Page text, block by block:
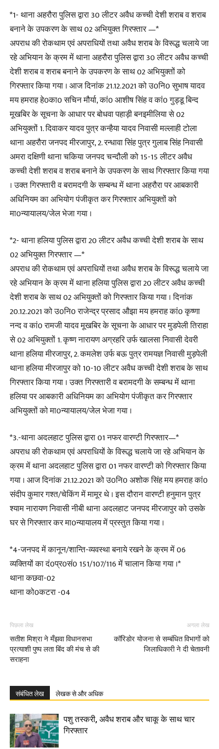
*1- थाना अहरौरा पुलिस द्वारा 30 लीटर अवैध कच्ची देशी शराब व शराब
बनाने के उपकरण के साथ 02 अभियुक्त गिरफ्तार —*
अपराध की रोकथाम एवं अपराधियों तथा अवैध शराब के विरूद्ध चलाये जा
रहे अभियान के क्रम में थाना अहरौरा पुलिस द्वारा 30 लीटर अवैध कच्ची
देशी शराब व शराब बनाने के उपकरण के साथ 02 अभियुक्तों को
गिरफ्तार किया गया । आज दिनांक 21.12.2021 को उ0नि0 सुभाष यादव
मय हमराह हे0का0 सचिन मौर्या, कां0 आशीष सिंह व कां0 गुड्डू बिन्द
मूखबिर के सूचना के आधार पर बोधवा पहाड़ी बनइमीलिया से 02
अभियुक्तों 1. दिवाकर यादव पुत्र कन्हैया यादव निवासी मल्लाही टोला
थाना अहरौरा जनपद मीरजापुर, 2. रन्धावा सिंह पुत्र गुलाब सिंह निवासी
अमरा दक्षिणी थाना चकिया जनपद चन्दौली को 15-15 लीटर अवैध
कच्ची देशी शराब व शराब बनाने के उपकरण के साथ गिरफ्तार किया गया
। उक्त गिरफ्तारी व बरामदगी के सम्बन्ध में थाना अहरौरा पर आबकारी
अधिनियम का अभियोग पंजीकृत कर गिरफ्तार अभियुक्तों को
मा0न्यायालय/जेल भेजा गया ।
*2- थाना हलिया पुलिस द्वारा 20 लीटर अवैध कच्ची देशी शराब के साथ
02 अभियुक्त गिरफ्तार —*
अपराध की रोकथाम एवं अपराधियों तथा अवैध शराब के विरूद्ध चलाये जा
रहे अभियान के क्रम में थाना हलिया पुलिस द्वारा 20 लीटर अवैध कच्ची
देशी शराब के साथ 02 अभियुक्तों को गिरफ्तार किया गया । दिनांक
20.12.2021 को उ0नि0 राजेन्द्र प्रसाद औझा मय हमराह कां0 कृष्णा
नन्द व कां0 रामजी यादव मूखबिर के सूचना के आधार पर मुडपेली तिराहा
से 02 अभियुक्तों 1. कृष्ण नारायण अग्रहरि उर्फ खालसा निवासी देवरी
थाना हलिया मीरजापुर, 2. कमलेश उर्फ बऊ पुत्र रामयज्ञ निवासी मुड़पेली
थाना हलिया मीरजापुर को 10-10 लीटर अवैध कच्ची देशी शराब के साथ
गिरफ्तार किया गया । उक्त गिरफ्तारी व बरामदगी के सम्बन्ध में थाना
हलिया पर आबकारी अधिनियम का अभियोग पंजीकृत कर गिरफ्तार
अभियुक्तों को मा0न्यायालय/जेल भेजा गया ।
*3.-थाना अदलहाट पुलिस द्वारा 01 नफर वारण्टी गिरफ्तार—*
अपराध की रोकथाम एवं अपराधियों के विरूद्ध चलाये जा रहे अभियान के
क्रम में थाना अदलहाट पुलिस द्वारा 01 नफर वारण्टी को गिरफ्तार किया
गया । आज दिनांक 21.12.2021 को उ0नि0 अशोक सिंह मय हमराह कां0
संदीप कुमार गश्त/चेकिंग में मामूर थे । इस दौरान वारण्टी हनुमान पुत्र
श्याम नारायण निवासी नीबी थाना अदलहाट जनपद मीरजापुर को उसके
घर से गिरफ्तार कर मा0न्यायालय में प्रस्तुत किया गया ।
*4-जनपद में कानून/शान्ति-व्यवस्था बनाये रखने के क्रम में 06
व्यक्तियों का दं0प्र0सं0 151/107/116 में चालान किया गया ।*
थाना कछवा-02
थाना को0कटरा -04
पिछला लेख
सतीश मिश्रा ने मँझवा विधानसभा
प्रत्याशी पुष्प लता बिंद की मंच से की
सराहना
अगला लेख
कॉरिडोर योजना से सम्बंधित विभागों को
जिलाधिकारी ने दी चेतावनी
संबंधित लेख लेखक से और अधिक
पशु तस्करी, अवैध शराब और चाकू के साथ चार
गिरफ्तार